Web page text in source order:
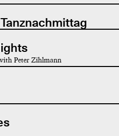
Peter Zihlmann